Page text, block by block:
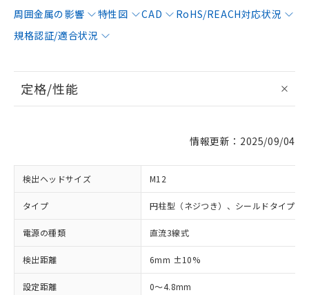
周囲金属の影響
特性図 CAD
RoHS/REACH対応状況
規格認証/適合状況
定格/性能
情報更新：2025/09/04
検出ヘッドサイズ M12
タイプ 円柱型（ネジつき）、シールドタイプ
電源の種類 直流3線式
検出距離 6mm ±10%
設定距離 0～4.8mm